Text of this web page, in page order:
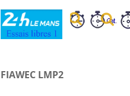
FIAWEC LMP2